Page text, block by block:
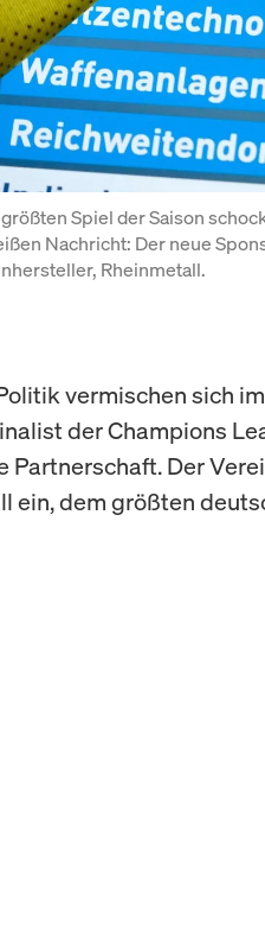
Spiel der Saison
Nachricht: Der neue
Rheinmetall.
vermischen sich
der Champions
Partnerschaft. Der
ein, dem größten